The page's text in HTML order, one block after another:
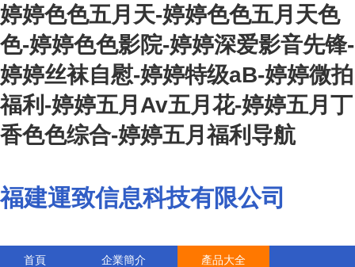
婷婷色色五月天-婷婷色色五月天色
色-婷婷色色影院-婷婷深爱影音先锋-
婷婷丝袜自慰-婷婷特级aB-婷婷微拍
福利-婷婷五月Av五月花-婷婷五月丁
香色色综合-婷婷五月福利导航
福建運致信息科技有限公司
首頁 企業簡介 產品大全